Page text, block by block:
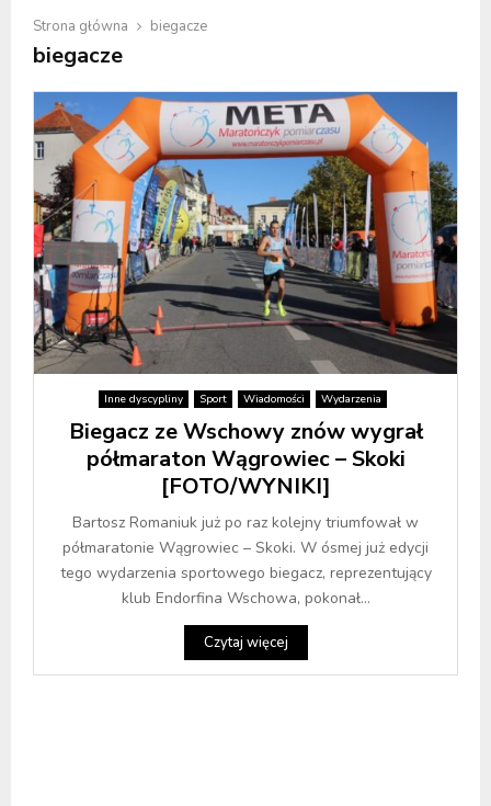
Strona główna biegacze
biegacze
Inne dyscypliny Sport Wiadomości Wydarzenia
Biegacz ze Wschowy znów wygrał
półmaraton Wągrowiec – Skoki
[FOTO/WYNIKI]
Bartosz Romaniuk już po raz kolejny triumfował w
półmaratonie Wągrowiec – Skoki. W ósmej już edycji
tego wydarzenia sportowego biegacz, reprezentujący
klub Endorfina Wschowa, pokonał...
Czytaj więcej